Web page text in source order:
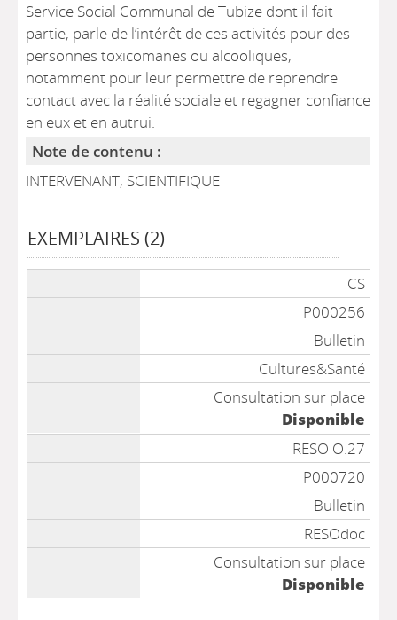
Service Social Communal de Tubize dont il fait
partie, parle de l’intérêt de ces activités pour des
personnes toxicomanes ou alcooliques,
notamment pour leur permettre de reprendre
contact avec la réalité sociale et regagner confiance
en eux et en autrui.
Note de contenu :
INTERVENANT, SCIENTIFIQUE
EXEMPLAIRES (2)
CS
P000256
Bulletin
Cultures&Santé
Consultation sur place
Disponible
RESO O.27
P000720
Bulletin
RESOdoc
Consultation sur place
Disponible